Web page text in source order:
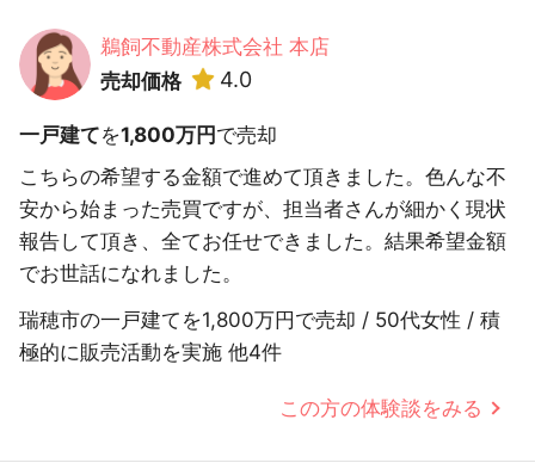
鵜飼不動産株式会社 本店
売却価格
4.0
一戸建てを1,800万円 で売却
こちらの希望する金額で進めて頂きました。色んな不
安から始まった売買ですが、担当者さんが細かく現状
報告して頂き、全てお任せできました。結果希望金額
でお世話になれました。
瑞穂市の一戸建てを1,800万円で売却 / 50代女性 / 積
極的に販売活動を実施 他4件
この方の体験談をみる